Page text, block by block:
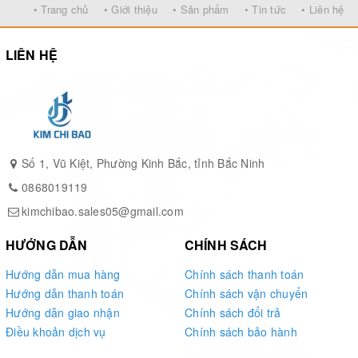
ĐẶC ĐIỂM TỜI QUAY
TAY2500LBS
Khả năng trợ lực: Với hệ thống bánh răng, tời quay tay
2500lbs có khả năng kéo nâng hạ lý thuyết là 1135kg. Tuy
bảo an toàn.
Khả năng hoạt động 2 chiều: Tời trang bị lẫy chốt để đảm
ngược lại, phù hợp với mong muốn của người vận hành.
ƯU ĐIỂM CỦA TỜI QUAY TAY
An toàn tuyệt đối: Là ưu điểm nổi bật nhất của loại tời
• Trang chủ • Giới thiệu • Sản phẩm • Tin tức • Liên hệ
LIÊN HỆ
Số 1, Vũ Kiệt, Phường Kinh Bắc, tỉnh Bắc Ninh
0868019119
kimchibao.sales05@gmail.com
HƯỚNG DẪN
Hướng dẫn mua hàng
Hướng dẫn thanh toán
Hướng dẫn giao nhận
Điều khoản dịch vụ
CHÍNH SÁCH
Chính sách thanh toán
Chính sách vận chuyển
Chính sách đổi trả
Chính sách bảo hành